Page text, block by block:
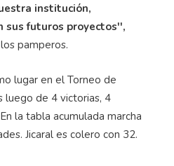
institución,
sus futuros proyectos'',
pamperos.
lugar en el Torneo de
luego de 4 victorias, 4
la tabla acumulada marcha
Jicaral es colero con 32.